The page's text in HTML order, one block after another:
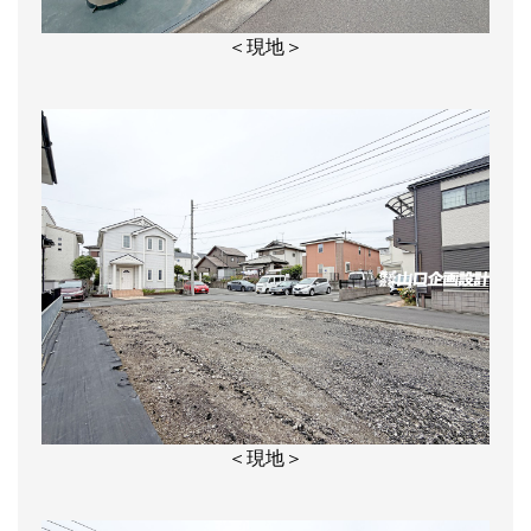
＜現地＞
＜現地＞